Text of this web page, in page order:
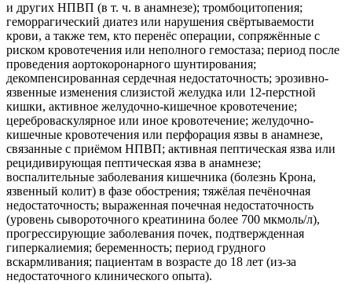
и других НПВП (в т. ч. в анамнезе); тромбоцитопения;
геморрагический диатез или нарушения свёртываемости
крови, а также тем, кто перенёс операции, сопряжённые с
риском кровотечения или неполного гемостаза; период после
проведения аортокоронарного шунтирования;
декомпенсированная сердечная недостаточность; эрозивно-
язвенные изменения слизистой желудка или 12-перстной
кишки, активное желудочно-кишечное кровотечение;
цереброваскулярное или иное кровотечение; желудочно-
кишечные кровотечения или перфорация язвы в анамнезе,
связанные с приёмом НПВП; активная пептическая язва или
рецидивирующая пептическая язва в анамнезе;
воспалительные заболевания кишечника (болезнь Крона,
язвенный колит) в фазе обострения; тяжёлая печёночная
недостаточность; выраженная почечная недостаточность
(уровень сывороточного креатинина более 700 мкмоль/л),
прогрессирующие заболевания почек, подтвержденная
гиперкалиемия; беременность; период грудного
вскармливания; пациентам в возрасте до 18 лет (из-за
недостаточного клинического опыта).